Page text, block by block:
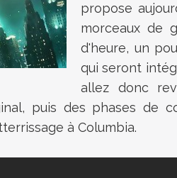
propose
morceaux de
d'heure, un
qui seront
allez donc
puis des phases de
à Columbia.